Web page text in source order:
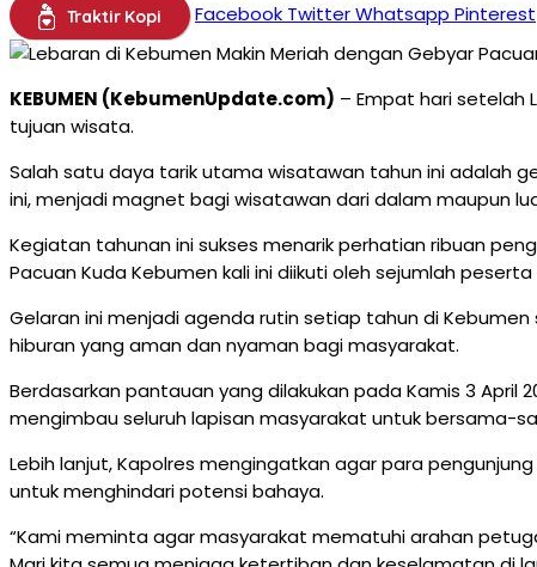
Traktir Kopi Facebook TwitterWhatsapp Pinterest
KEBUMEN (KebumenUpdate.com) – Empat hari setelah
tujuan wisata.
Salah satu daya tarik utama wisatawan tahun ini adalah
ini, menjadi magnet bagi wisatawan dari dalam maupun
Kegiatan tahunan ini sukses menarik perhatian ribuan
Pacuan Kuda Kebumen kali ini diikuti oleh sejumlah
Gelaran ini menjadi agenda rutin setiap tahun di
hiburan yang aman dan nyaman bagi masyarakat.
Berdasarkan pantauan yang dilakukan pada Kamis 3 April
mengimbau seluruh lapisan masyarakat untuk bersama-
Lebih lanjut, Kapolres mengingatkan agar para
untuk menghindari potensi bahaya.
“Kami meminta agar masyarakat mematuhi arahan